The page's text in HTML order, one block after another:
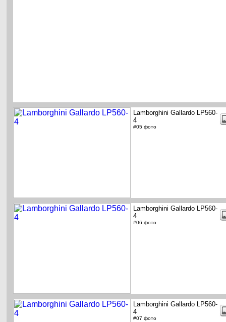
Lamborghini Gallardo LP560-
4
#05 фото
Lamborghini Gallardo LP560-
4
#06 фото
Lamborghini Gallardo LP560-
4
#07 фото